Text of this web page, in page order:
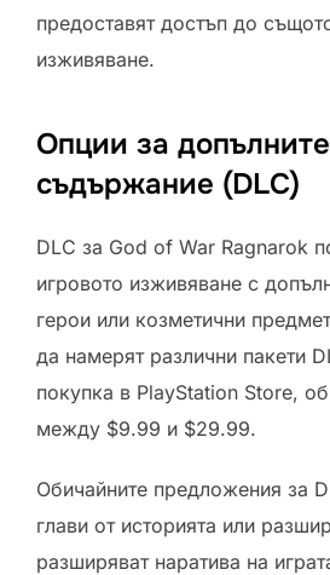
предоставят достъп до
изживяване.
Опции за
съдържание (DLC)
DLC за God of War Ragnarok
игровото изживяване с
герои или козметични
да намерят различни пакети
покупка в PlayStation Store,
между $9.99 и $29.99.
Обичайните предложения за
глави от историята или
разширяват наратива на